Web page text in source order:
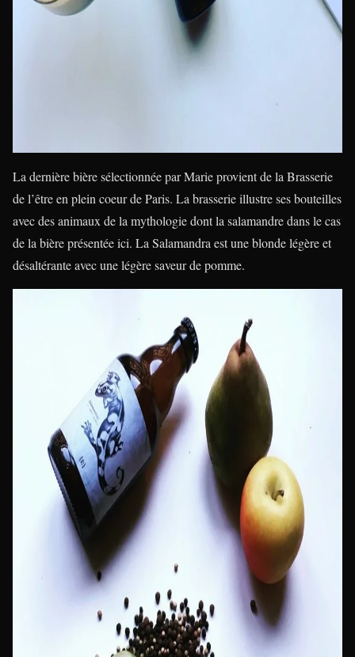
La dernière bière sélectionnée par Marie provient de la Brasserie
de l’être en plein coeur de Paris. La brasserie illustre ses bouteilles
avec des animaux de la mythologie dont la salamandre dans le cas
de la bière présentée ici. La Salamandra est une blonde légère et
désaltérante avec une légère saveur de pomme.